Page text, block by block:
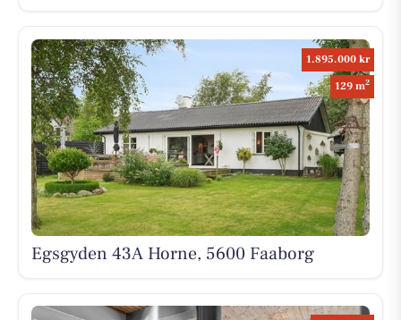
1.895.000 kr
129 m2
Egsgyden 43A Horne, 5600 Faaborg